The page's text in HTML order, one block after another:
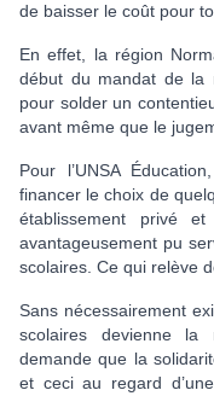
de baisser le coût pour
En effet, la région
début du mandat de la
pour solder un
avant même que le
Pour l’UNSA
financer le choix de
établissement privé
avantageusement pu
scolaires. Ce qui relève
Sans nécessairement
scolaires devienne la
demande que la
et ceci au regard